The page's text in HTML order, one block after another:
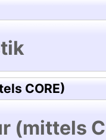
CORE)
(mittels